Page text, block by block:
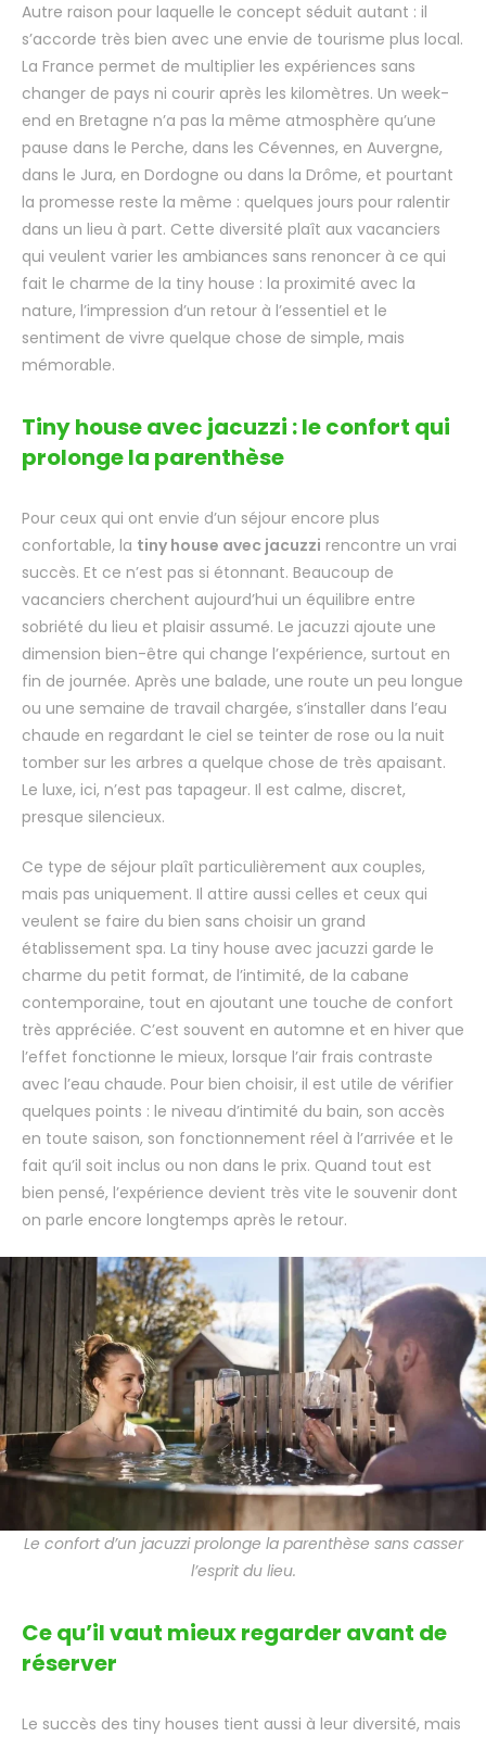
Autre raison pour laquelle le concept séduit autant : il
s’accorde très bien avec une envie de tourisme plus local.
La France permet de multiplier les expériences sans
changer de pays ni courir après les kilomètres. Un week-
end en Bretagne n’a pas la même atmosphère qu’une
pause dans le Perche, dans les Cévennes, en Auvergne,
dans le Jura, en Dordogne ou dans la Drôme, et pourtant
la promesse reste la même : quelques jours pour ralentir
dans un lieu à part. Cette diversité plaît aux vacanciers
qui veulent varier les ambiances sans renoncer à ce qui
fait le charme de la tiny house : la proximité avec la
nature, l’impression d’un retour à l’essentiel et le
sentiment de vivre quelque chose de simple, mais
mémorable.
Tiny house avec jacuzzi : le confort qui
prolonge la parenthèse
Pour ceux qui ont envie d’un séjour encore plus
confortable, la tiny house avec jacuzzi rencontre un vrai
succès. Et ce n’est pas si étonnant. Beaucoup de
vacanciers cherchent aujourd’hui un équilibre entre
sobriété du lieu et plaisir assumé. Le jacuzzi ajoute une
dimension bien-être qui change l’expérience, surtout en
fin de journée. Après une balade, une route un peu longue
ou une semaine de travail chargée, s’installer dans l’eau
chaude en regardant le ciel se teinter de rose ou la nuit
tomber sur les arbres a quelque chose de très apaisant.
Le luxe, ici, n’est pas tapageur. Il est calme, discret,
presque silencieux.
Ce type de séjour plaît particulièrement aux couples,
mais pas uniquement. Il attire aussi celles et ceux qui
veulent se faire du bien sans choisir un grand
établissement spa. La tiny house avec jacuzzi garde le
charme du petit format, de l’intimité, de la cabane
contemporaine, tout en ajoutant une touche de confort
très appréciée. C’est souvent en automne et en hiver que
l’effet fonctionne le mieux, lorsque l’air frais contraste
avec l’eau chaude. Pour bien choisir, il est utile de vérifier
quelques points : le niveau d’intimité du bain, son accès
en toute saison, son fonctionnement réel à l’arrivée et le
fait qu’il soit inclus ou non dans le prix. Quand tout est
bien pensé, l’expérience devient très vite le souvenir dont
on parle encore longtemps après le retour.
Le confort d’un jacuzzi prolonge la parenthèse sans casser
l’esprit du lieu.
Ce qu’il vaut mieux regarder avant de
réserver
Le succès des tiny houses tient aussi à leur diversité, mais